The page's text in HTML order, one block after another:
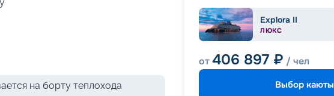
на борту теплохода
Explora II
ЛЮКС
от406 897 ₽ / чел
Выбор каюты